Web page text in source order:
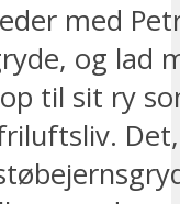
med
og lad
til sit ry